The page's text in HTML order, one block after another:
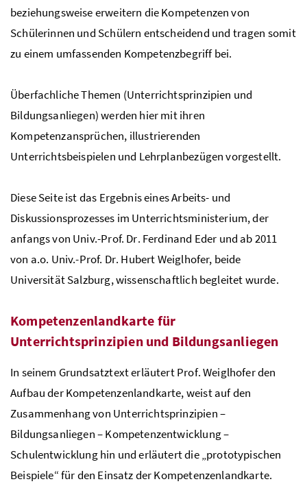
beziehungsweise erweitern die Kompetenzen von
Schülerinnen und Schülern entscheidend und tragen somit
zu einem umfassenden Kompetenzbegriff bei.
Überfachliche Themen (Unterrichtsprinzipien und
Bildungsanliegen) werden hier mit ihren
Kompetenzansprüchen, illustrierenden
Unterrichtsbeispielen und Lehrplanbezügen vorgestellt.
Diese Seite ist das Ergebnis eines Arbeits- und
Diskussionsprozesses im Unterrichtsministerium, der
anfangs von Univ.-Prof. Dr. Ferdinand Eder und ab 2011
von a.o. Univ.-Prof. Dr. Hubert Weiglhofer, beide
Universität Salzburg, wissenschaftlich begleitet wurde.
Kompetenzenlandkarte für
Unterrichtsprinzipien und Bildungsanliegen
In seinem Grundsatztext erläutertProf. Weiglhofer den
Aufbau der Kompetenzenlandkarte, weist auf den
Zusammenhang von Unterrichtsprinzipien –
Bildungsanliegen – Kompetenzentwicklung –
Schulentwicklung hin und erläutert die „prototypischen
Beispiele“ für den Einsatz der Kompetenzenlandkarte.